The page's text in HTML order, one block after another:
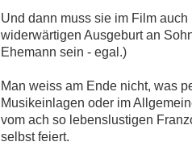
Und dann muss sie im Film
widerwärtigen Ausgeburt an
Ehemann sein - egal.)
Man weiss am Ende nicht, was
Musikeinlagen oder im
vom ach so lebenslustigen
selbst feiert.